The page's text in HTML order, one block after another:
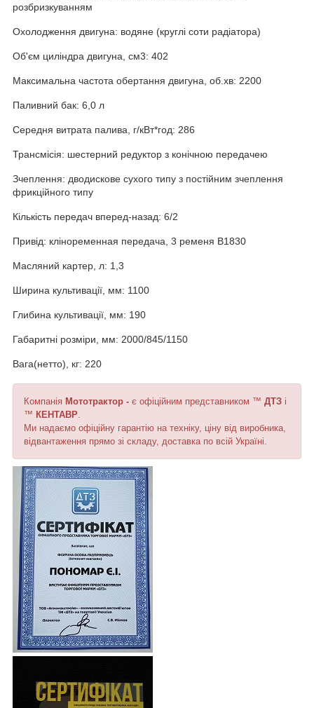
розбризкуванням
Охолодження двигуна: водяне (круглі соти радіатора)
Об'єм циліндра двигуна, см3: 402
Максимальна частота обертання двигуна, об.хв: 2200
Паливний бак: 6,0 л
Середня витрата палива, г/кВт*год: 286
Трансмісія: шестерний редуктор з конічною передачею
Зчеплення: дводискове сухого типу з постійним зчеплення
фрикційного типу
Кількість передач вперед-назад: 6/2
Привід: кліноременная передача, 3 ременя B1830
Масляний картер, л: 1,3
Ширина культивації, мм: 1100
Глибина культивації, мм: 190
Габаритні розміри, мм: 2000/845/1150
Вага(нетто), кг: 220
Компанія Мототрактор - є офіційним представником ™ ДТЗ і
™ КЕНТАВР
Ми надаємо офіційну гарантію на техніку, ціну від виробника,
відвантаження прямо зі складу, доставка по всій Україні.